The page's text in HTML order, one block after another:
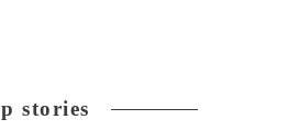
stories